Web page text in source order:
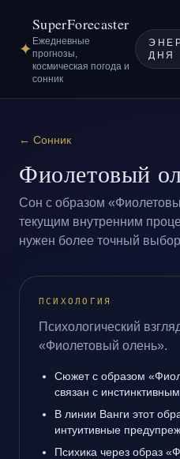
✦
SuperForecaster
Ежедневные
прогнозы,
космическая погода и
сонник
ДНЯ
← Сонник
Фиолетовый
Сон с образом
текущим внутренним
нужен более точный
ПСИХОЛОГИЯ
Психологический
«Фиолетовый олень».
Сюжет с образом
связан с
В линии Ванги этот
интуитивные
Психика через образ